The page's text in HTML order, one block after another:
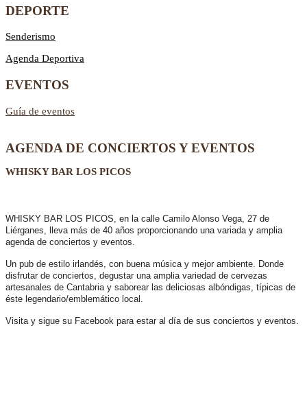
DEPORTE
Senderismo
Agenda Deportiva
EVENTOS
Guía de eventos
AGENDA DE CONCIERTOS Y EVENTOS
WHISKY BAR LOS PICOS
WHISKY BAR LOS PICOS, en la calle Camilo Alonso Vega, 27 de
Liérganes, lleva más de 40 años proporcionando una variada y amplia
agenda de conciertos y eventos.
Un pub de estilo irlandés, con buena música y mejor ambiente. Donde
disfrutar de conciertos, degustar una amplia variedad de cervezas
artesanales de Cantabria y saborear las deliciosas albóndigas, típicas de
éste legendario/emblemático local.
Visita y sigue su Facebook para estar al día de sus conciertos y eventos.